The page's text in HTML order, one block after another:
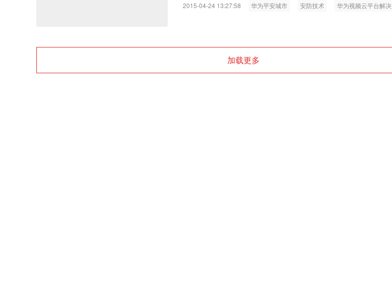
高效处理。
2015-04-24 13:27:58 华为平安城市 安防技术 华为视频云平台解
加载更多